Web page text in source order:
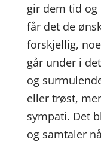
gir dem tid og
får det de
forskjellig,
går under i
og
eller trøst,
sympati. Det
og samtaler